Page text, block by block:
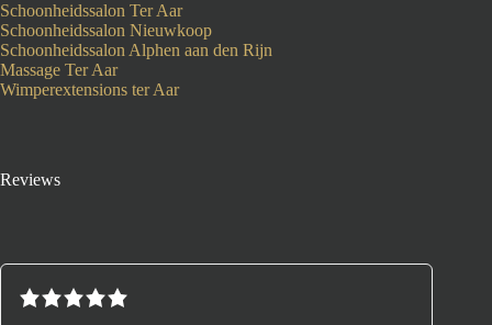
Schoonheidssalon Ter Aar
Schoonheidssalon Nieuwkoop
Schoonheidssalon Alphen aan den Rijn
Massage Ter Aar
Wimperextensions ter Aar
Reviews